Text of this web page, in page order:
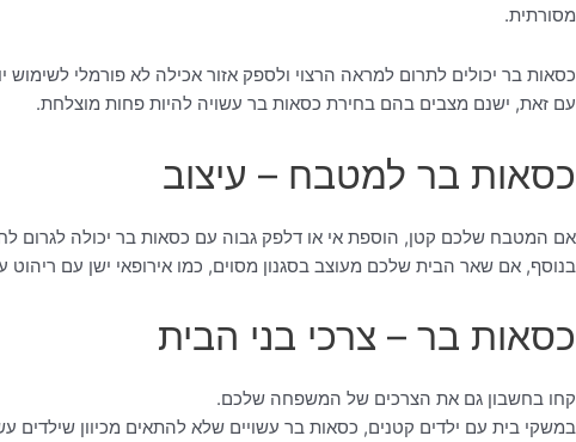
מסורתית.
כסאות בר יכולים לתרום למראה הרצוי ולספק אזור אכילה לא פורמלי לשימוש
עם זאת, ישנם מצבים בהם בחירת כסאות בר עשויה להיות פחות מוצלחת.
כסאות בר למטבח – עיצוב
אם המטבח שלכם קטן, הוספת אי או דלפק גבוה עם כסאות בר יכולה לגרום
בנוסף, אם שאר הבית שלכם מעוצב בסגנון מסוים, כמו אירופאי ישן עם
כסאות בר – צרכי בני הבית
קחו בחשבון גם את הצרכים של המשפחה שלכם.
במשקי בית עם ילדים קטנים, כסאות בר עשויים שלא להתאים מכיוון שילדים